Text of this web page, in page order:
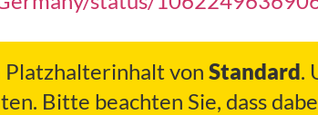
Platzhalterinhalt von Standard.
Bitte beachten Sie, dass